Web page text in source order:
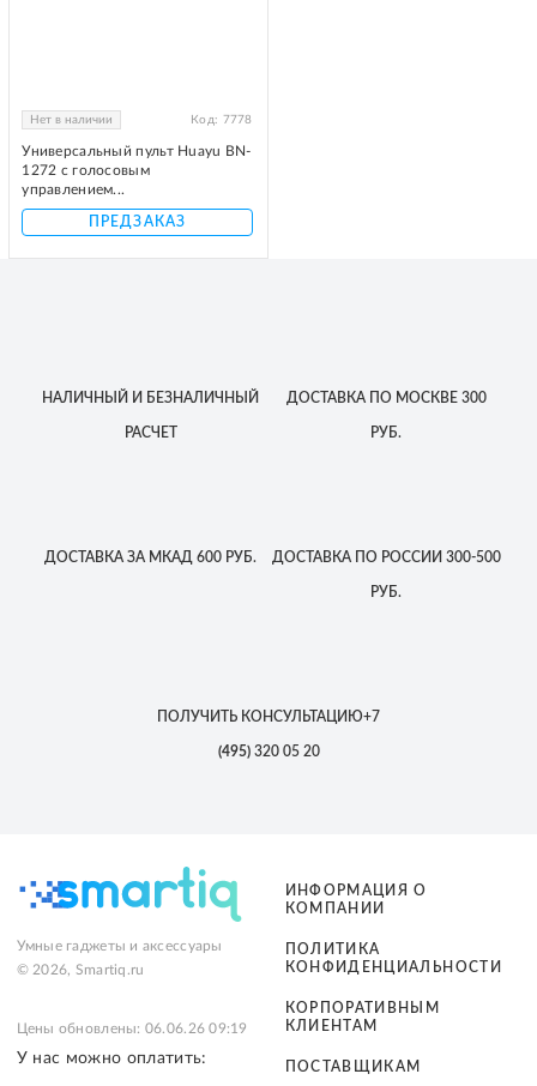
Нет в наличии Код: 7778
Универсальный пульт Huayu BN-
1272 с голосовым
управлением...
ПРЕДЗАКАЗ
НАЛИЧНЫЙ И БЕЗНАЛИЧНЫЙ
РАСЧЕТ
ДОСТАВКАПО МОСКВЕ 300
РУБ.
ДОСТАВКА ЗА МКАД 600 РУБ. ДОСТАВКАПО РОССИИ 300-500
РУБ.
ПОЛУЧИТЬ КОНСУЛЬТАЦИЮ+7
(495)320 05 20
Умные гаджеты и аксессуары
© 2026, Smartiq.ru
Цены обновлены: 06.06.26 09:19
У нас можно оплатить:
ИНФОРМАЦИЯ О
КОМПАНИИ
ПОЛИТИКА
КОНФИДЕНЦИАЛЬНОСТИ
КОРПОРАТИВНЫМ
КЛИЕНТАМ
ПОСТАВЩИКАМ